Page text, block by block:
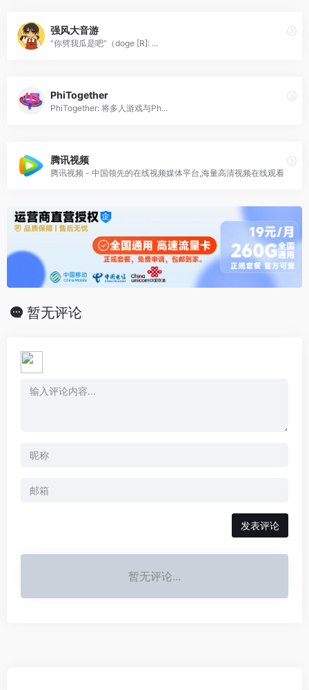
强风大音游
“你劈我瓜是吧”（doge [R]: ...
PhiTogether
PhiTogether: 将多人游戏与Ph...
腾讯视频
腾讯视频 - 中国领先的在线视频媒体平台,海量高清视频在线观看
暂无评论
发表评论
暂无评论...